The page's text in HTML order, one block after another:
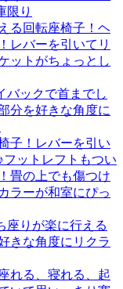
限り
バックで首までし
分を好きな角度に
座りが楽に行える
きな角度にリクラ